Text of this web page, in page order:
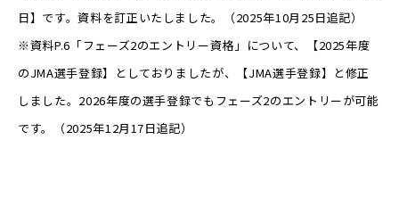
日】です。資料を訂正いたしました。（2025年10月25日追記）
※資料P.6「フェーズ2のエントリー資格」について、【2025年度
のJMA選手登録】としておりましたが、【JMA選手登録】と修正
しました。2026年度の選手登録でもフェーズ2のエントリーが可能
です。（2025年12月17日追記）